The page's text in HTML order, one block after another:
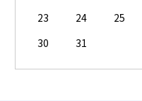
23
24 25
30
31